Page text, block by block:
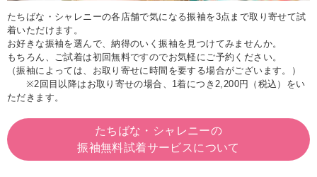
たちばな・シャレニーの各店舗で気になる振袖を3点まで取り寄せて試
着いただけます。
お好きな振袖を選んで、納得のいく振袖を見つけてみませんか。
もちろん、ご試着は初回無料ですのでお気軽にご予約ください。
（振袖によっては、お取り寄せに時間を要する場合がございます。）
※2回目以降はお取り寄せの場合、1着につき2,200円（税込）をい
ただきます。
たちばな・シャレニーの
振袖無料試着サービスについて